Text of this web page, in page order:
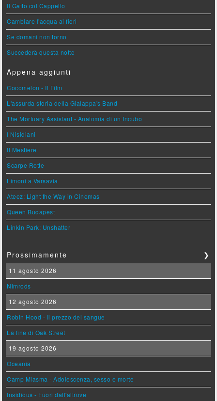
Il Gatto col Cappello
Cambiare l'acqua ai fiori
Se domani non torno
Succederà questa notte
Appena aggiunti
Cocomelon - Il Film
L'assurda storia della Gialappa's Band
The Mortuary Assistant - Anatomia di un Incubo
I Nisidiani
Il Mestiere
Scarpe Rotte
Limoni a Varsavia
Ateez: Light the Way in Cinemas
Queen Budapest
Linkin Park: Unshatter
Prossimamente ❯
11 agosto 2026
Nimrods
12 agosto 2026
Robin Hood - Il prezzo del sangue
La fine di Oak Street
19 agosto 2026
Oceania
Camp Miasma - Adolescenza, sesso e morte
Insidious - Fuori dall'altrove